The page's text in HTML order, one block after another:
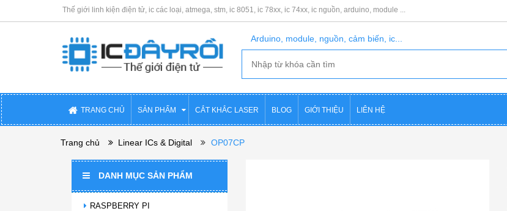
Thế giới linh kiện điện tử, ic các loại, atmega, stm, ic 8051, ic 78xx, ic 74xx, ic nguồn, arduino, module ...
Arduino, module, nguồn, cảm biến, ic...
TRANG CHỦ SẢN PHẨM CẮT KHẮC LASER BLOG GIỚI THIỆU LIÊN HỆ
Trang chủ Linear ICs & Digital OP07CP
DANH MỤC SẢN PHẨM
RASPBERRY PI